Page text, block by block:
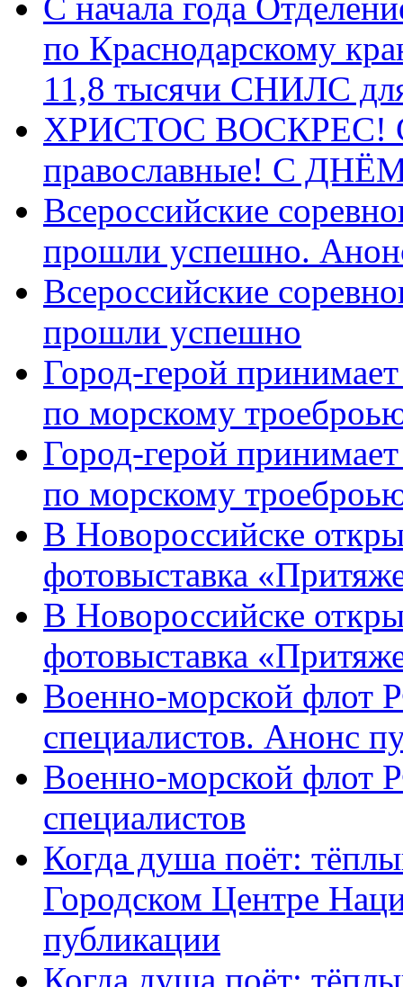
по Краснодарскому
11,8 тысячи СНИЛС
ХРИСТОС ВОСКРЕС! С
православные! C
Всероссийские
прошли успешно.
Всероссийские
прошли успешно
Город-герой
по морскому
Город-герой
по морскому
В Новороссийске
фотовыставка
В Новороссийске
фотовыставка
Военно-морской флот
специалистов. Анонс
Военно-морской флот
специалистов
Когда душа поёт:
Городском Центре
публикации
Когда душа поёт: